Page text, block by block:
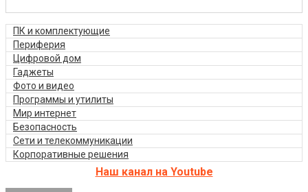
ПК и комплектующие
Периферия
Цифровой дом
Гаджеты
Фото и видео
Программы и утилиты
Мир интернет
Безопасность
Сети и телекоммуникации
Корпоративные решения
Наш канал на Youtube